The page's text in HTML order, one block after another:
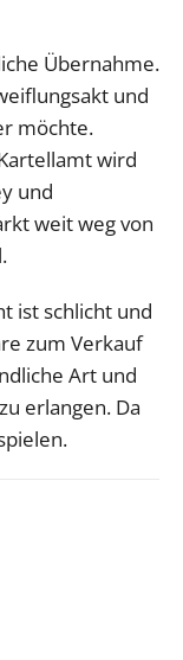
Übernahme.
und
möchte.
wird
und
weit weg von
ist schlicht und
zum Verkauf
Art und
erlangen. Da